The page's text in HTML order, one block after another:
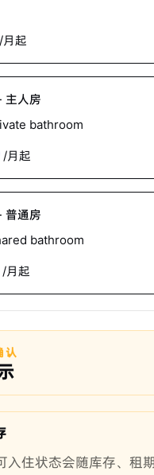
/月起
主人房
bathroom
/月起
普通房
bathroom
/月起
认
入住状态会随库存、租